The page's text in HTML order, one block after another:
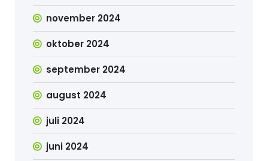
november 2024
oktober 2024
september 2024
august 2024
juli 2024
juni 2024